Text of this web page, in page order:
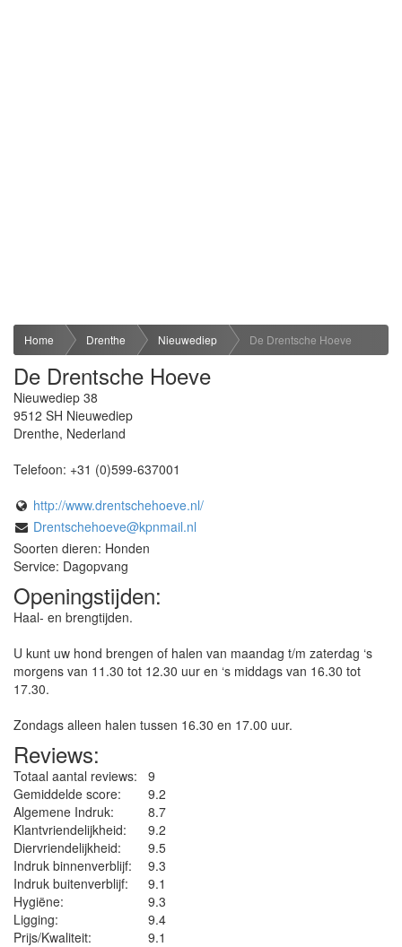
Home Drenthe Nieuwediep De Drentsche Hoeve
De Drentsche Hoeve
Nieuwediep 38
9512 SH Nieuwediep
Drenthe, Nederland
Telefoon: +31 (0)599-637001
http://www.drentschehoeve.nl/
Drentschehoeve@kpnmail.nl
Soorten dieren: Honden
Service: Dagopvang
Openingstijden:
Haal- en brengtijden.
U kunt uw hond brengen of halen van maandag t/m zaterdag ‘s
morgens van 11.30 tot 12.30 uur en ‘s middags van 16.30 tot
17.30.
Zondags alleen halen tussen 16.30 en 17.00 uur.
Reviews:
Totaal aantal reviews:
9
Gemiddelde score:
9.2
Algemene Indruk:
8.7
Klantvriendelijkheid:
9.2
Diervriendelijkheid:
9.5
Indruk binnenverblijf:
9.3
Indruk buitenverblijf:
9.1
Hygiëne‎:
9.3
Ligging:
9.4
Prijs/Kwaliteit:
9.1